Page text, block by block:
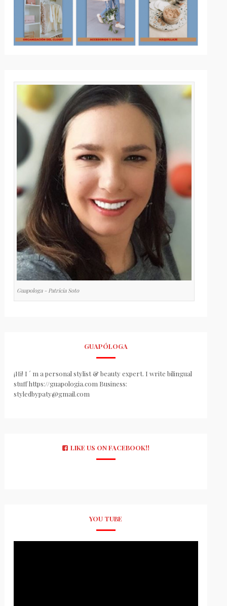
Guapologa - Patricia Soto
GUAPÓLOGA
¡Hi! I ´ m a personal stylist & beauty expert. I write bilingual
stuff https://guapologia.com Business:
styledbypaty@gmail.com
LIKE US ON FACEBOOK!!
YOU TUBE